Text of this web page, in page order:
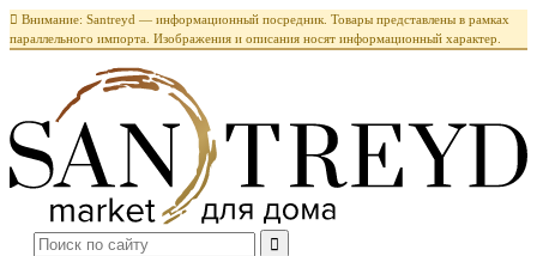
 Внимание: Santreyd — информационный посредник. Товары представлены в рамках
параллельного импорта. Изображения и описания носят информационный характер.